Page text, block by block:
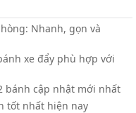
Nhanh, gọn và
xe đẩy phù hợp với
bánh cập nhật mới nhất
tốt nhất hiện nay